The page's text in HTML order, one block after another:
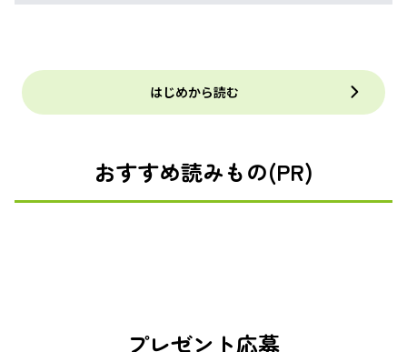
はじめから読む
おすすめ読みもの(PR)
プレゼント応募